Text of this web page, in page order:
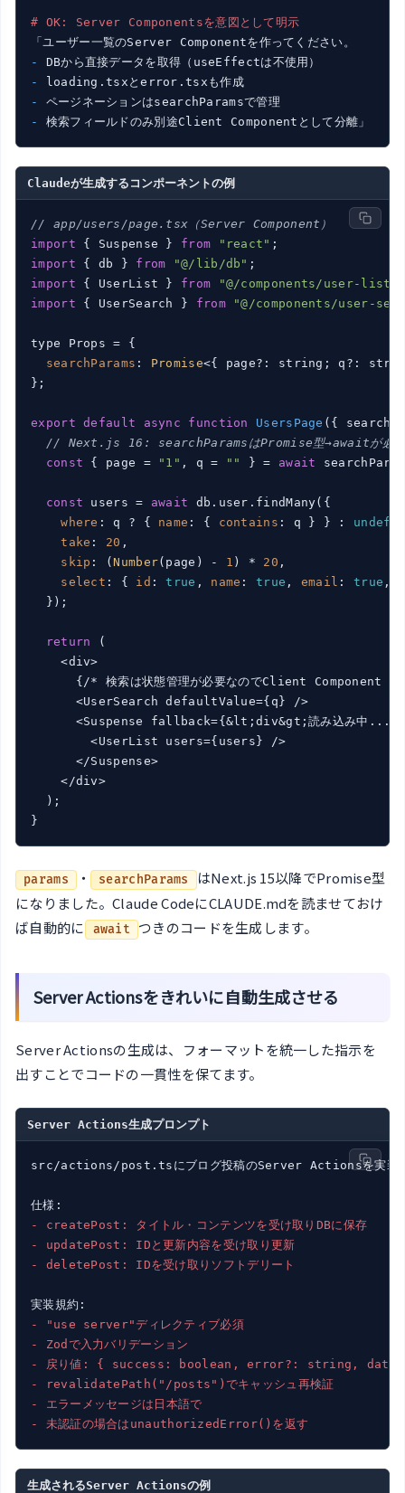
# OK: Server Componentsを意図として明示
-
-
loading.tsxとerror.tsxも作成
-
- 検索フィールドのみ別途Client Componentとして分離」
Claudeが生成するコンポーネントの例
// app/users/page.tsx（Server Component）
import { Suspense } from "react"
import { db } from "@/lib/db"
import { UserList } from
"@/components/user-list"
import { UserSearch } from "@/components/user-
type Props = {
searchParams : Promise<{ page?: string; q?:
};
export default async function UsersPage ( {
// Next.js 16: searchParamsはPromise型→awaitが必
const { page = "1" , q = "" } = await
const users = await db.user.findMany({
where : q ? { name : { contains : q } } :
take : 20 ,
skip : (Number(page) - 1 ) * 20 ,
select : { id : true , name : true , email : true ,
  });
return (
    <div>
{/* 検索は状態管理が必要なのでClient Component
      <UserSearch defaultValue={q} />
<Suspense fallback={&lt;div&gt;読み込み中
        <UserList users={users} />
      </Suspense>
    </div>
  );
}
params ・ searchParams
はNext.js 15以降でPromise型
になりました。Claude CodeにCLAUDE.mdを読ませておけ
ば自動的に
await つきのコードを生成します。
Server Actionsをきれいに自動生成させる
Server Actionsの生成は、フォーマットを統一した指示を
出すことでコードの一貫性を保てます。
Server Actions生成プロンプト
src/actions/post.tsにブログ投稿のServer Actionsを実装し
- createPost: タイトル・コンテンツを受け取りDBに保存
- updatePost: IDと更新内容を受け取り更新
- deletePost: IDを受け取りソフトデリート
- "use server"ディレクティブ必須
- Zodで入力バリデーション
- 戻り値: { success: boolean, error?: string, data?:
- revalidatePath("/posts")でキャッシュ再検証
- エラーメッセージは日本語で
- 未認証の場合はunauthorizedError()を返す
生成されるServer Actionsの例